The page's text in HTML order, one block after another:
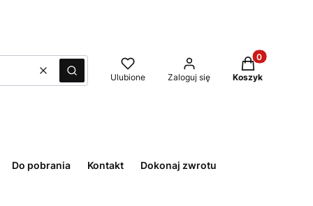
WyczyśćSzukaj Ulubione Zaloguj się
Produkty w
Koszyk
Do pobrania Kontakt Dokonaj zwrotu